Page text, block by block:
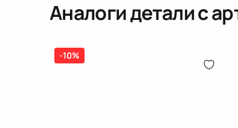
Аналоги детали с
-10%